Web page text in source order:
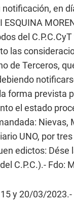
en
ESQUINA
del
las
de Terceros,
forma prevista
el estado
Nievas,
UNO, por
edictos:
C.P.C.).- Fdo:
y 20/03/2023.-